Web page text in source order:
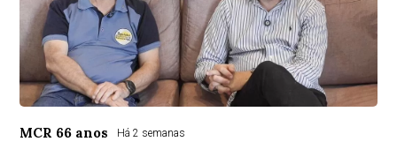
MCR 66 anos Há 2 semanas